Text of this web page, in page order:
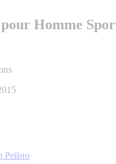
Homme
Рейно